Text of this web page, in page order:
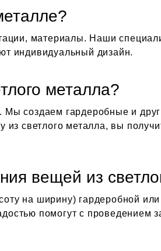
материалы. Наши
индивидуальный дизайн.
металла?
создаем гардеробные и
из светлого металла, вы
вещей из
на ширину) гардеробной или
помогут с проведением